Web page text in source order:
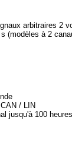
arbitraires 2
(modèles à 2
/ LIN
jusqu'à 100 heures